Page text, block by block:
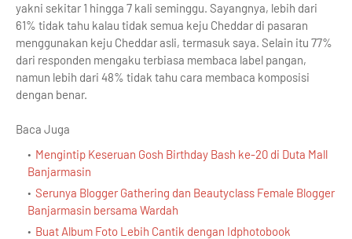
yakni sekitar 1 hingga 7 kali seminggu. Sayangnya, lebih dari
61% tidak tahu kalau tidak semua keju Cheddar di pasaran
menggunakan keju Cheddar asli, termasuk saya. Selain itu 77%
dari responden mengaku terbiasa membaca label pangan,
namun lebih dari 48% tidak tahu cara membaca komposisi
dengan benar.
Baca Juga
Mengintip Keseruan Gosh Birthday Bash ke-20 di Duta Mall
Banjarmasin
Serunya Blogger Gathering dan Beautyclass Female Blogger
Banjarmasin bersama Wardah
Buat Album Foto Lebih Cantik dengan Idphotobook